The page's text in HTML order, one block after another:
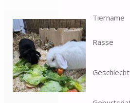
Tiername
Rasse
Geschlecht